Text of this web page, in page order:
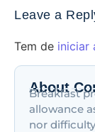
Leave a
Tem de iniciar
About
Breakfast
allowance
nor